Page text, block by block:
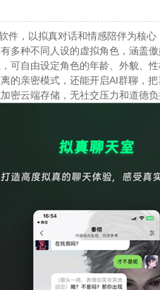
件，以拟真对话和情感陪伴为核
多种不同人设的虚拟角色，涵盖
可自由设定角色的年龄、外貌、
的亲密模式，还能开启AI群聊，
密云端存储，无社交压力和道德负